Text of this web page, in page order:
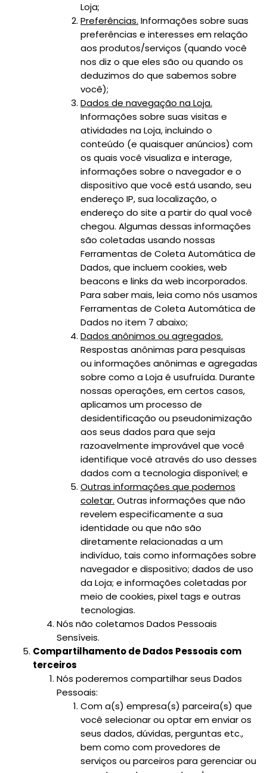
Loja;
Preferências. Informações sobre suas
preferências e interesses em relação
aos produtos/serviços (quando você
nos diz o que eles são ou quando os
deduzimos do que sabemos sobre
você);
Dados de navegação na Loja.
Informações sobre suas visitas e
atividades na Loja, incluindo o
conteúdo (e quaisquer anúncios) com
os quais você visualiza e interage,
informações sobre o navegador e o
dispositivo que você está usando, seu
endereço IP, sua localização, o
endereço do site a partir do qual você
chegou. Algumas dessas informações
são coletadas usando nossas
Ferramentas de Coleta Automática de
Dados, que incluem cookies, web
beacons e links da web incorporados.
Para saber mais, leia como nós usamos
Ferramentas de Coleta Automática de
Dados no item 7 abaixo;
Dados anônimos ou agregados.
Respostas anônimas para pesquisas
ou informações anônimas e agregadas
sobre como a Loja é usufruída. Durante
nossas operações, em certos casos,
aplicamos um processo de
desidentificação ou pseudonimização
aos seus dados para que seja
razoavelmente improvável que você
identifique você através do uso desses
dados com a tecnologia disponível; e
Outras informações que podemos
coletar. Outras informações que não
revelem especificamente a sua
identidade ou que não são
diretamente relacionadas a um
indivíduo, tais como informações sobre
navegador e dispositivo; dados de uso
da Loja; e informações coletadas por
meio de cookies, pixel tags e outras
tecnologias.
Nós não coletamos Dados Pessoais
Sensíveis.
Compartilhamento de Dados Pessoais com
terceiros
Nós poderemos compartilhar seus Dados
Pessoais:
Com a(s) empresa(s) parceira(s) que
você selecionar ou optar em enviar os
seus dados, dúvidas, perguntas etc.,
bem como com provedores de
serviços ou parceiros para gerenciar ou